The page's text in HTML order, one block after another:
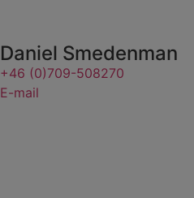
Daniel Smedenman
+46 (0)709-508270
E-mail